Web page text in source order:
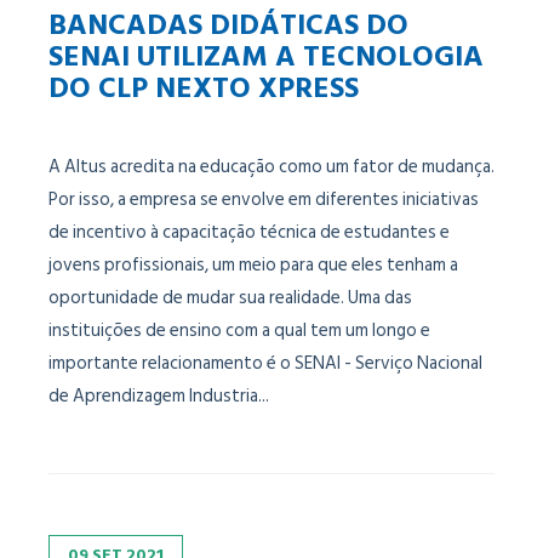
BANCADAS DIDÁTICAS DO
SENAI UTILIZAM A TECNOLOGIA
DO CLP NEXTO XPRESS
A Altus acredita na educação como um fator de mudança.
Por isso, a empresa se envolve em diferentes iniciativas
de incentivo à capacitação técnica de estudantes e
jovens profissionais, um meio para que eles tenham a
oportunidade de mudar sua realidade. Uma das
instituições de ensino com a qual tem um longo e
importante relacionamento é o SENAI - Serviço Nacional
de Aprendizagem Industria...